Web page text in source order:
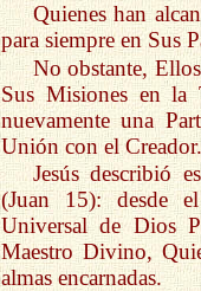
Quienes han
para siempre en Sus
No obstante,
Sus Misiones en la
nuevamente una
Unión con el Creador.
Jesús describió
(Juan 15): desde
Universal de Dios
Maestro Divino,
almas encarnadas.